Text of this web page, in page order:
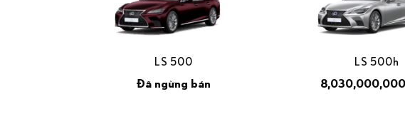
LS 500
Đã ngừng bán
LS 500h